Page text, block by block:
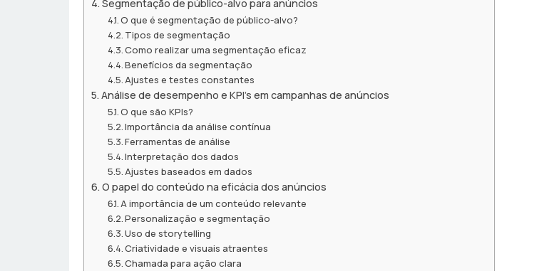
Segmentação de público-alvo para anúncios
O que é segmentação de público-alvo?
Tipos de segmentação
Como realizar uma segmentação eficaz
Benefícios da segmentação
Ajustes e testes constantes
Análise de desempenho e KPI’s em campanhas de anúncios
O que são KPIs?
Importância da análise contínua
Ferramentas de análise
Interpretação dos dados
Ajustes baseados em dados
O papel do conteúdo na eficácia dos anúncios
A importância de um conteúdo relevante
Personalização e segmentação
Uso de storytelling
Criatividade e visuais atraentes
Chamada para ação clara